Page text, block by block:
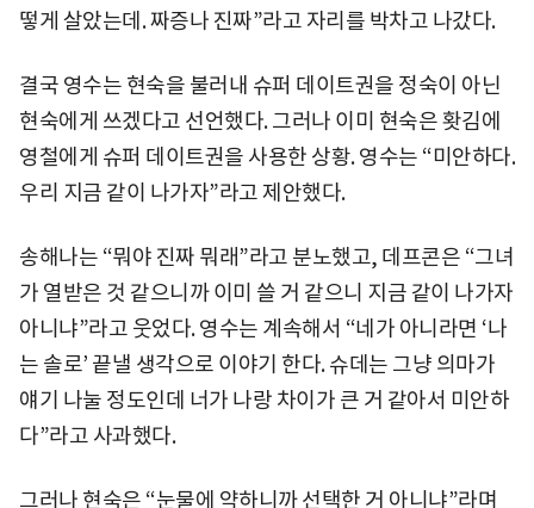
떻게 살았는데. 짜증나 진짜”라고 자리를 박차고 나갔다.
결국 영수는 현숙을 불러내 슈퍼 데이트권을 정숙이 아닌
현숙에게 쓰겠다고 선언했다. 그러나 이미 현숙은 홧김에
영철에게 슈퍼 데이트권을 사용한 상황. 영수는 “미안하다.
우리 지금 같이 나가자”라고 제안했다.
송해나는 “뭐야 진짜 뭐래”라고 분노했고, 데프콘은 “그녀
가 열받은 것 같으니까 이미 쓸 거 같으니 지금 같이 나가자
아니냐”라고 웃었다. 영수는 계속해서 “네가 아니라면 ‘나
는 솔로’ 끝낼 생각으로 이야기 한다. 슈데는 그냥 의마가
얘기 나눌 정도인데 너가 나랑 차이가 큰 거 같아서 미안하
다”라고 사과했다.
그러나 현숙은 “눈물에 약하니까 선택한 거 아니냐”라며